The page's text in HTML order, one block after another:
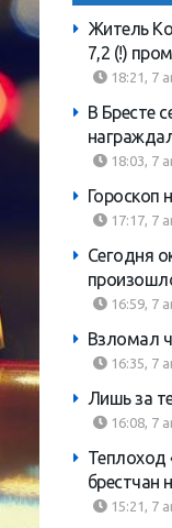
Житель
7,2 (!)
18:21, 7
В Бресте
18:03, 7
Гороскоп
17:17, 7
Сегодня
16:59, 7
Взломал
16:35, 7
Лишь за
16:08, 7
Теплоход
брестчан
15:21, 7